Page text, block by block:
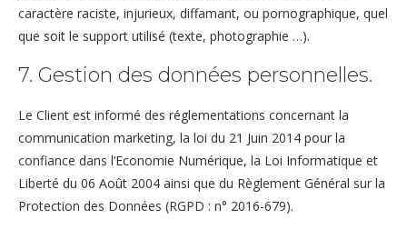
caractère raciste, injurieux, diffamant, ou pornographique, quel
que soit le support utilisé (texte, photographie …).
7. Gestion des données personnelles.
Le Client est informé des réglementations concernant la
communication marketing, la loi du 21 Juin 2014 pour la
confiance dans l’Economie Numérique, la Loi Informatique et
Liberté du 06 Août 2004 ainsi que du Règlement Général sur la
Protection des Données (RGPD : n° 2016-679).